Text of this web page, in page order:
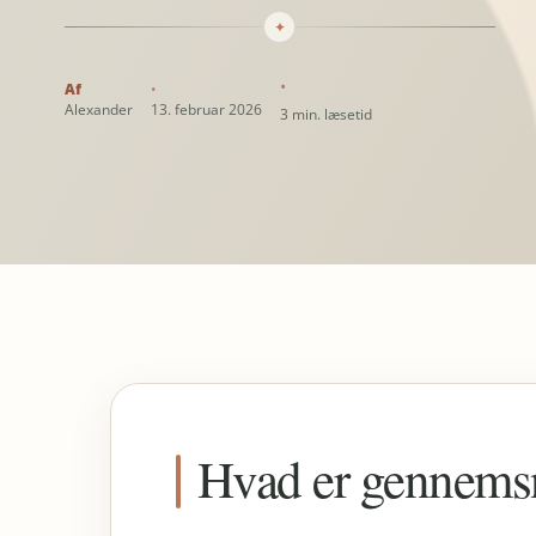
✦
Alexander 13. februar 2026 3 min. læsetid
Hvad er